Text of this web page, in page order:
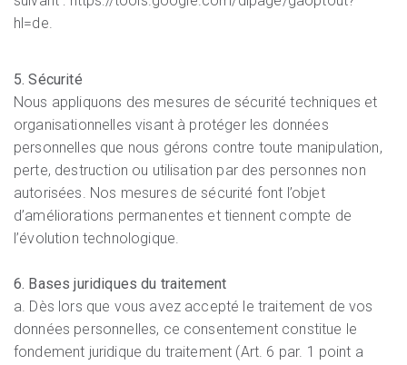
hl=de.
5. Sécurité
Nous appliquons des mesures de sécurité techniques et
organisationnelles visant à protéger les données
personnelles que nous gérons contre toute manipulation,
perte, destruction ou utilisation par des personnes non
autorisées. Nos mesures de sécurité font l’objet
d’améliorations permanentes et tiennent compte de
l’évolution technologique.
6. Bases juridiques du traitement
a. Dès lors que vous avez accepté le traitement de vos
données personnelles, ce consentement constitue le
fondement juridique du traitement (Art. 6 par. 1 point a